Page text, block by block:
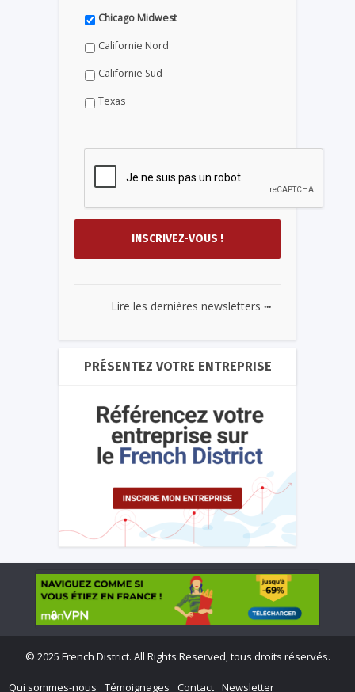
Chicago Midwest
Californie Nord
Californie Sud
Texas
Lire les dernières newsletters ...
PRÉSENTEZ VOTRE ENTREPRISE
© 2025 French District. All Rights Reserved, tous droits réservés.
Qui sommes-nous Témoignages Contact Newsletter